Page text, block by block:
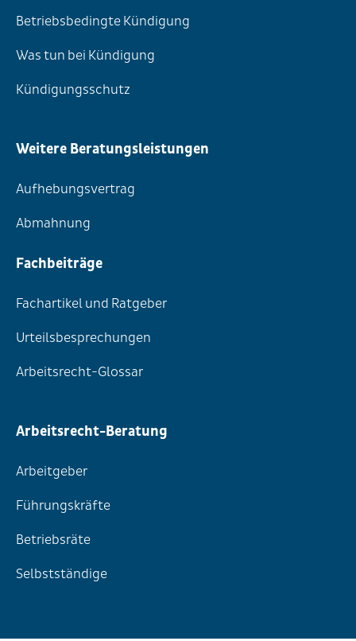
Betriebsbedingte Kündigung
Was tun bei Kündigung
Kündigungsschutz
Weitere Beratungsleistungen
Aufhebungsvertrag
Abmahnung
Fachbeiträge
Fachartikel und Ratgeber
Urteilsbesprechungen
Arbeitsrecht-Glossar
Arbeitsrecht-Beratung
Arbeitgeber
Führungskräfte
Betriebsräte
Selbstständige